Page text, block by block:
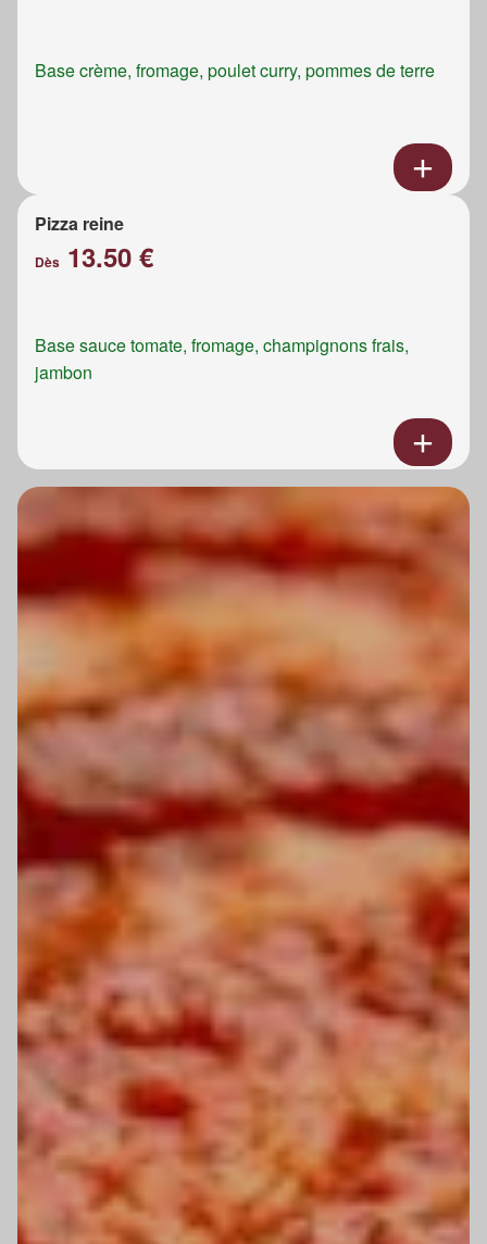
Base crème, fromage, poulet curry, pommes de terre
Pizza reine
Dès 13.50 €
Base sauce tomate, fromage, champignons frais,
jambon